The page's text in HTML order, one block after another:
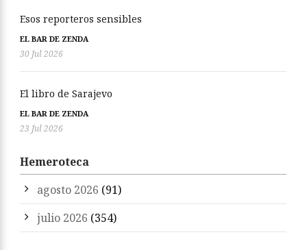
Esos reporteros sensibles
EL BAR DE ZENDA
30 Jul 2026
El libro de Sarajevo
EL BAR DE ZENDA
23 Jul 2026
Hemeroteca
agosto 2026 (91)
julio 2026 (354)